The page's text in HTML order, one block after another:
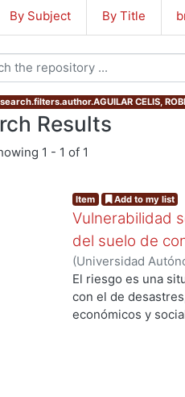
By Subject By Title
CELIS,
Results
1 - 1 of 1
Item Add to my list
Vulnerabilidad
del suelo de
(Universidad
de Servicios de
El riesgo es una
con el de
económicos y